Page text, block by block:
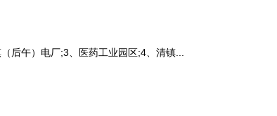
后午）电厂;3、医药工业园区;4、清镇...